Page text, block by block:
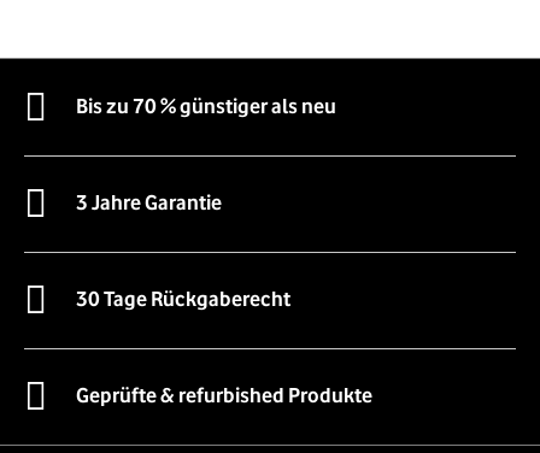
Bis zu 70 % günstiger als neu
3 Jahre Garantie
30 Tage Rückgaberecht
Geprüfte & refurbished Produkte